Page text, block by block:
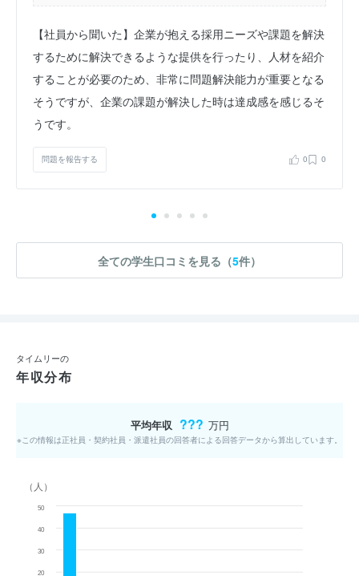
【社員から聞いた】企業が抱える採用ニーズや課題を解決
するために解決できるような提供を行ったり、人材を紹介
することが必要のため、非常に問題解決能力が重要となる
そうですが、企業の課題が解決した時は達成感を感じるそ
うです。
問題を報告する 0 0
全ての学生口コミを見る（5件）
タイムリーの
年収分布
平均年収 ??? 万円
※この情報は正社員・契約社員・派遣社員の回答者による回答データから算出しています。
（人）
20
30
40
50